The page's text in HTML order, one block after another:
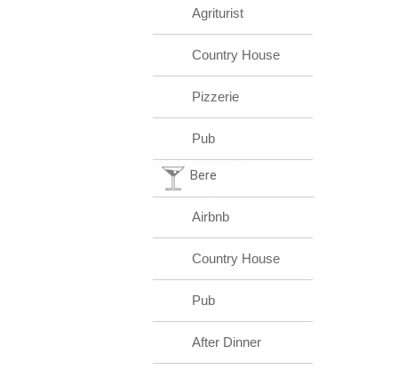
Agriturist
Country House
Pizzerie
Pub
Bere
Airbnb
Country House
Pub
After Dinner